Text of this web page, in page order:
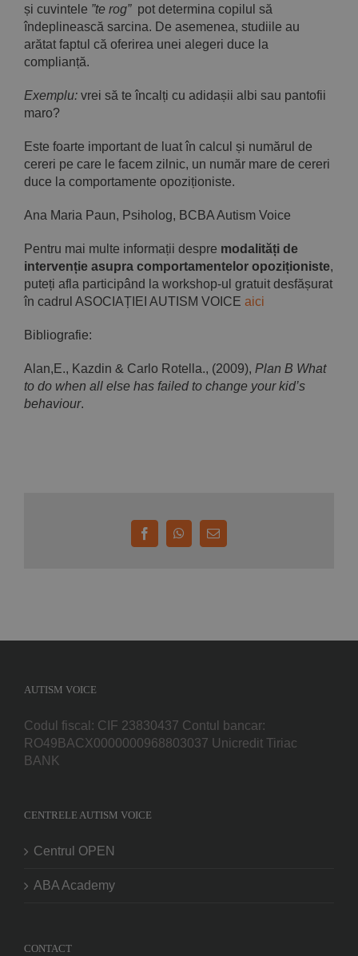
și cuvintele ”te rog”pot determina copilul să
îndeplinească sarcina. De asemenea, studiile au
arătat faptul că oferirea unei alegeri duce la
complianță.
Exemplu:vrei să te încalți cu adidașii albi sau pantofii
maro?
Este foarte important de luat în calcul și numărul de
cereri pe care le facem zilnic, un număr mare de cereri
duce la comportamente opoziționiste.
Ana Maria Paun, Psiholog, BCBA Autism Voice
Pentru mai multe informații despre modalități de
intervenție asupra comportamentelor opoziționiste,
puteți afla participând la workshop-ul gratuit desfășurat
în cadrul ASOCIAȚIEI AUTISM VOICE aici
Bibliografie:
Alan,E., Kazdin & Carlo Rotella., (2009), Plan B What
to do when all else has failed to change your kid’s
behaviour.
FacebookWhatsApp
E-
AUTISM VOICE
Codul fiscal: CIF 23830437 Contul bancar:
RO49BACX0000000968803037 Unicredit Tiriac
BANK
CENTRELE AUTISM VOICE
Centrul OPEN
ABA Academy
CONTACT